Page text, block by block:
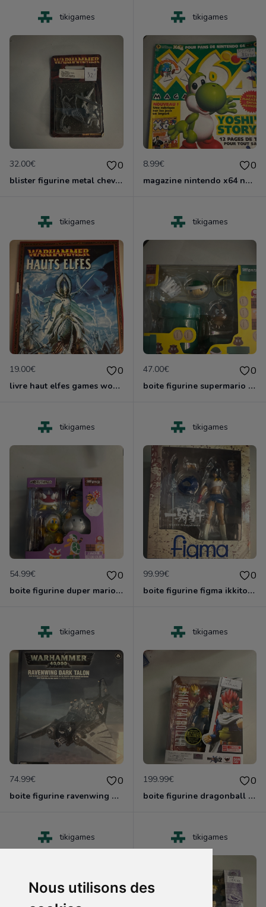
Nous utilisons des
tikigames
32.00€ 0
blister figurine metal chevalier infernal games worshop
tikigames
8.99€ 0
magazine nintendo x64 no 4
tikigames
19.00€ 0
livre haut elfes games worshop nruf
tikigames
47.00€ 0
boite figurine supermario shfiguarts neuf scelle
tikigames
54.99€ 0
boite figurine duper mario shfiguarts neuve scelle
tikigames
99.99€ 0
boite figurine figma ikkitousen neuve scelle
tikigames
74.99€ 0
boite figurine ravenwing dark talon gamesworshop neuf blister
tikigames
199.99€ 0
boite figurine dragonball z shfiguarts neuve scelle
tikigames tikigames